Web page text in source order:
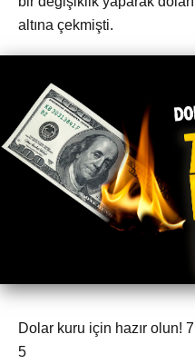
altına çekmişti.
Dolar kuru için hazır olun!
5